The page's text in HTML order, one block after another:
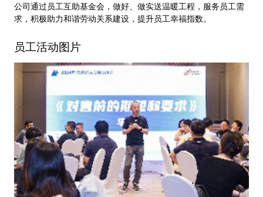
公司通过员工互助基金会，做好、做实送温暖工程，服务员工需
求，积极助力和谐劳动关系建设，提升员工幸福指数。
员工活动图片